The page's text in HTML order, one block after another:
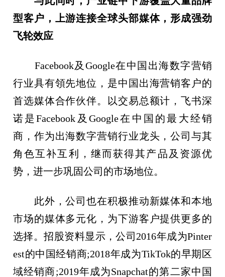
型客户，上游连接全球头部媒体，形成强劲
飞轮效应
Facebook及Google在中国出海数字营销
行业具有領先地位，是中国出海营销客户的
首选媒体合作伙伴。以交易总额计，飞书深
诺是Facebook及Google在中国的最大经销
商，作为出海数字营销行业龙头，公司与其
角色互补互利，继而获得其产品及资源优
势，进一步巩固公司的市场地位。
此外，公司也在积极推动新媒体和本地
市场的媒体多元化，为下游客户提供更多的
选择。招股资料显示，公司2016年成为Pinter
est的中国经销商;2018年成为TikTok的早期区
域经销商;2019年成为Snapchat的第二家中国